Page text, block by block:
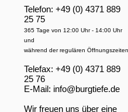
Telefon: +49 (0) 4371 889
25 75
365 Tage von 12:00 Uhr - 14:00 Uhr
und
während der regulären Öffnungszeiten
Telefax: +49 (0) 4371 889
25 76
E-Mail: info@burgtiefe.de
Wir freuen uns über eine